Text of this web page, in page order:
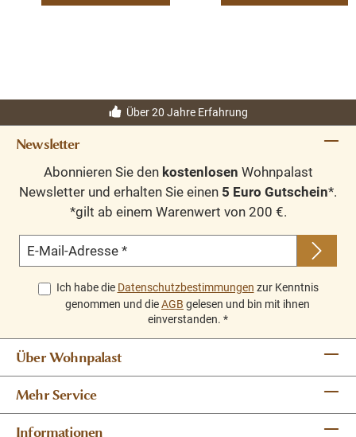
Landhausstil
Über 20 Jahre Erfahrung
Newsletter
Abonnieren Sie den kostenlosen Wohnpalast
Newsletter und erhalten Sie einen 5 Euro Gutschein*.
*gilt ab einem Warenwert von 200 €.
E-Mail-Adresse *
Ich habe die Datenschutzbestimmungen zur Kenntnis
genommen und dieAGB gelesen und bin mit ihnen
einverstanden. *
Über Wohnpalast
Mehr Service
Informationen